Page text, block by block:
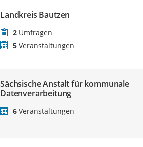
Landkreis Bautzen
2 Umfragen
5 Veranstaltungen
Sächsische Anstalt für kommunale
Datenverarbeitung
6 Veranstaltungen